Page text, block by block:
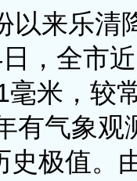
来乐清
，全市
毫米，较
有气象观
史极值。